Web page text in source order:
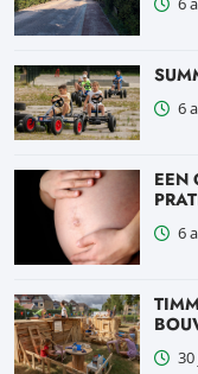
6
EEN
6